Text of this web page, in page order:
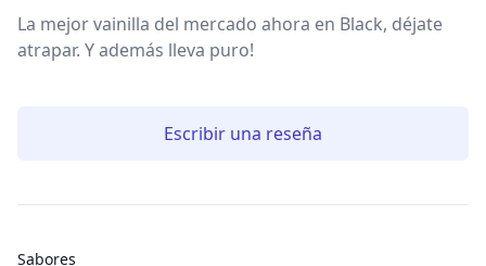
La mejor vainilla del mercado ahora en Black, déjate
atrapar. Y además lleva puro!
Escribir una reseña
Sabores